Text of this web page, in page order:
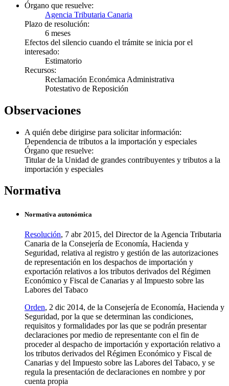
Órgano que resuelve:
Agencia Tributaria Canaria
Plazo de resolución:
6 meses
Efectos del silencio cuando el trámite se inicia por el
interesado:
Estimatorio
Recursos:
Reclamación Económica Administrativa
Potestativo de Reposición
Observaciones
A quién debe dirigirse para solicitar información:
Dependencia de tributos a la importación y especiales
Órgano que resuelve:
Titular de la Unidad de grandes contribuyentes y tributos a la
importación y especiales
Normativa
Normativa autonómica
Resolución, 7 abr 2015, del Director de la Agencia Tributaria
Canaria de la Consejería de Economía, Hacienda y
Seguridad, relativa al registro y gestión de las autorizaciones
de representación en los despachos de importación y
exportación relativos a los tributos derivados del Régimen
Económico y Fiscal de Canarias y al Impuesto sobre las
Labores del Tabaco
Orden, 2 dic 2014, de la Consejería de Economía, Hacienda y
Seguridad, por la que se determinan las condiciones,
requisitos y formalidades por las que se podrán presentar
declaraciones por medio de representante con el fin de
proceder al despacho de importación y exportación relativo a
los tributos derivados del Régimen Económico y Fiscal de
Canarias y del Impuesto sobre las Labores del Tabaco, y se
regula la presentación de declaraciones en nombre y por
cuenta propia